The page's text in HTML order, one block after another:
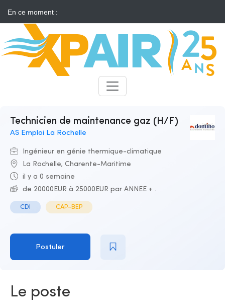
En ce moment :
Solaire : des développeurs s'insurgent contre l'annonce d'appels
d'offres "neutres"
Recruteurs
Technicien de maintenance gaz (H/F)
AS Emploi La Rochelle
Ingénieur en génie thermique-climatique
La Rochelle, Charente-Maritime
il y a 0 semaine
de 20000EUR à 25000EUR par ANNEE + .
CDI CAP-BEP
Postuler
Le poste